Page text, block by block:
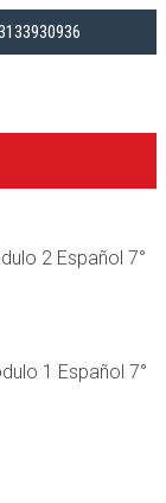
2 Español 7°
1 Español 7°